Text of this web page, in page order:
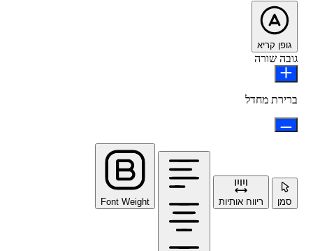
גופן קריא
גובה שורה
ברירת מחדל
סמן ריווח אותיות Font Weight